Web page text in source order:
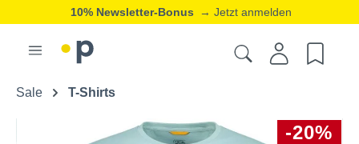
10% Newsletter-Bonus → Jetzt anmelden
Sale T-Shirts
-20%